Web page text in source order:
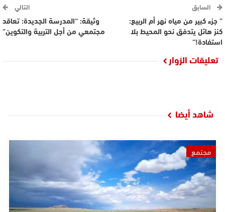
السابق
” جزء كبير من مياه نهر أم الربيع:
كنز هائل يتدفق نحو المحيط بلا
استفادة!”
التالي
وثيقة: “المدرسة الجديدة: تعاقد
مجتمعي من أجل التربية والتكوين”
تعليقات الزوار
شاهد أيضا
مجتمع